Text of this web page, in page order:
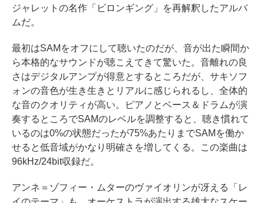
ジャレットの名作「ビロンギング」を再解釈したアルバ
ムだ。
最初はSAMをオフにして聴いたのだが、音が出た瞬間か
ら本格的なサウンドが聴こえてきて驚いた。音離れの良
さはデジタルアンプが得意とするところだが、サキソフ
ォンの音色が生き生きとリアルに感じられるし、全体的
な音のクオリティが高い。ピアノとベース＆ドラムが演
奏するところでSAMのレベルを調整すると、聴き慣れて
いるのは0%の状態だったが75%あたりまでSAMを働か
せると低音域がかなり明確さを増してくる。この楽曲は
96kHz/24bit収録だ。
アンネ＝ゾフィー・ムターのヴァイオリンが冴える「レ